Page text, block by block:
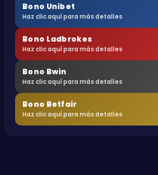
Bono Unibet
Haz clic aquí para más detalles
Bono Ladbrokes
Haz clic aquí para más detalles
Bono Bwin
Haz clic aquí para más detalles
Bono Betfair
Haz clic aquí para más detalles